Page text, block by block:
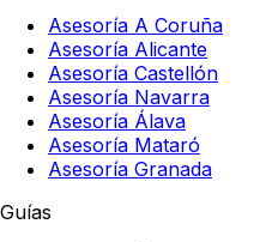
Asesoría A Coruña
Asesoría Alicante
Asesoría Castellón
Asesoría Navarra
Asesoría Álava
Asesoría Mataró
Asesoría Granada
Guías